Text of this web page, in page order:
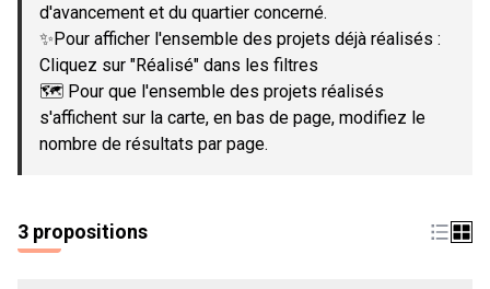
d'avancement et du quartier concerné.
✨Pour afficher l'ensemble des projets déjà réalisés :
Cliquez sur "Réalisé" dans les filtres
🗺️ Pour que l'ensemble des projets réalisés
s'affichent sur la carte, en bas de page, modifiez le
nombre de résultats par page.
3 propositions